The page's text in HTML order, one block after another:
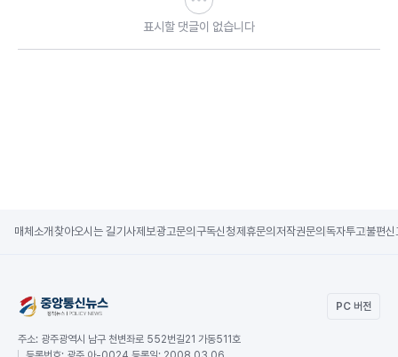
표시할 댓글이 없습니다
매체소개 찾아오시는 길기사제보광고문의 구독신청제휴문의 저작권문의 독자투고불편신
PC 버전
주소: 광주광역시 남구 천변좌로 552번길21 가동511호